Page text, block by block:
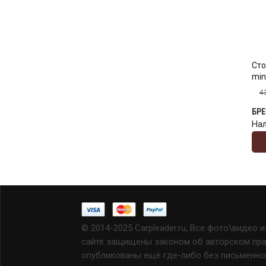
© 2014-2025 Carpleader.ru, Все фото\видео
сайте защищены законом об авторском
опубликованы ещё где-либо без